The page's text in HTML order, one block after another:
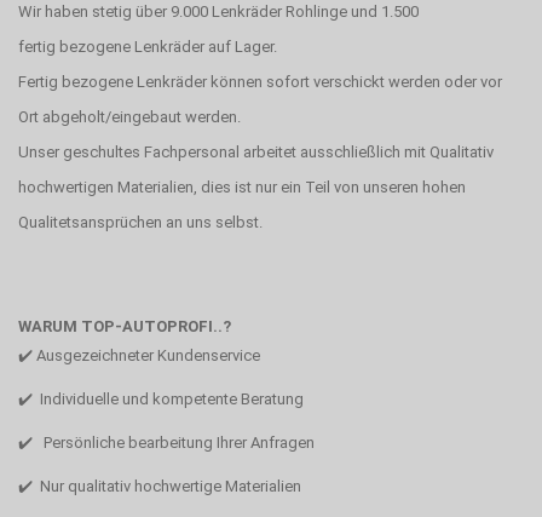
Wir haben stetig über 9.000 Lenkräder Rohlinge und 1.500
fertig bezogene Lenkräder auf Lager.
Fertig bezogene Lenkräder können sofort verschickt werden oder vor
Ort abgeholt/eingebaut werden.
Unser geschultes Fachpersonal arbeitet ausschließlich mit Qualitativ
hochwertigen Materialien, dies ist nur ein Teil von unseren hohen
Qualitetsansprüchen an uns selbst.
WARUM TOP-AUTOPROFI..?
✔️ Ausgezeichneter Kundenservice
✔️ Individuelle und kompetente Beratung
✔️ Persönliche bearbeitung Ihrer Anfragen
✔️ Nur qualitativ hochwertige Materialien